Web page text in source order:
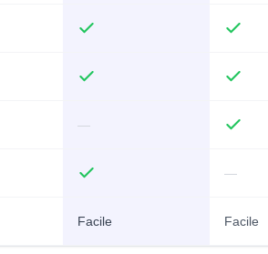
—
—
Facile Facile